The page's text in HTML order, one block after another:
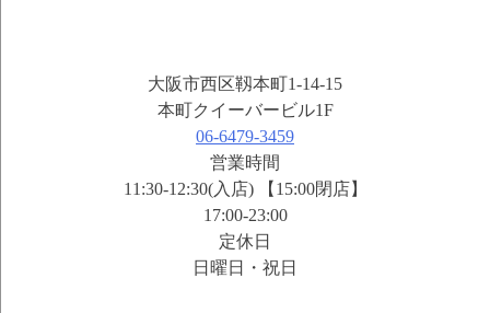
大阪市西区靱本町1-14-15
本町クイーバービル1F
06-6479-3459
営業時間
11:30-12:30(入店) 【15:00閉店】
17:00-23:00
定休日
日曜日・祝日